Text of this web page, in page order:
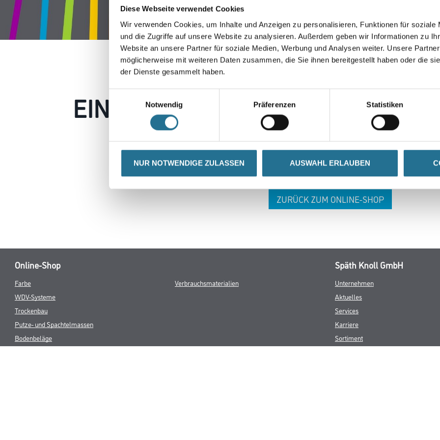
Diese Webseite verwendet Cookies
Wir verwenden Cookies, um Inhalte und Anzeigen zu personalisieren, Funktionen für soziale
und die Zugriffe auf unsere Website zu analysieren. Außerdem geben wir Informationen zu
Website an unsere Partner für soziale Medien, Werbung und Analysen weiter. Unsere
möglicherweise mit weiteren Daten zusammen, die Sie ihnen bereitgestellt haben oder die
der Dienste gesammelt haben.
Notwendig
Präferenzen Statistiken
NUR NOTWENDIGE ZULASSEN AUSWAHL ERLAUBEN
EIN KLEINER ZWISCHENFALL IST
Erkunden Sie in der Zwischenzeit unseren Online-Shop und lassen Sie
ZURÜCK ZUM ONLINE-SHOP
Online-Shop
Farbe
WDV-Systeme
Trockenbau
Putze- und Spachtelmassen
Bodenbeläge
Verbrauchsmaterialien
Späth Knoll GmbH
Unternehmen
Aktuelles
Services
Karriere
Sortiment